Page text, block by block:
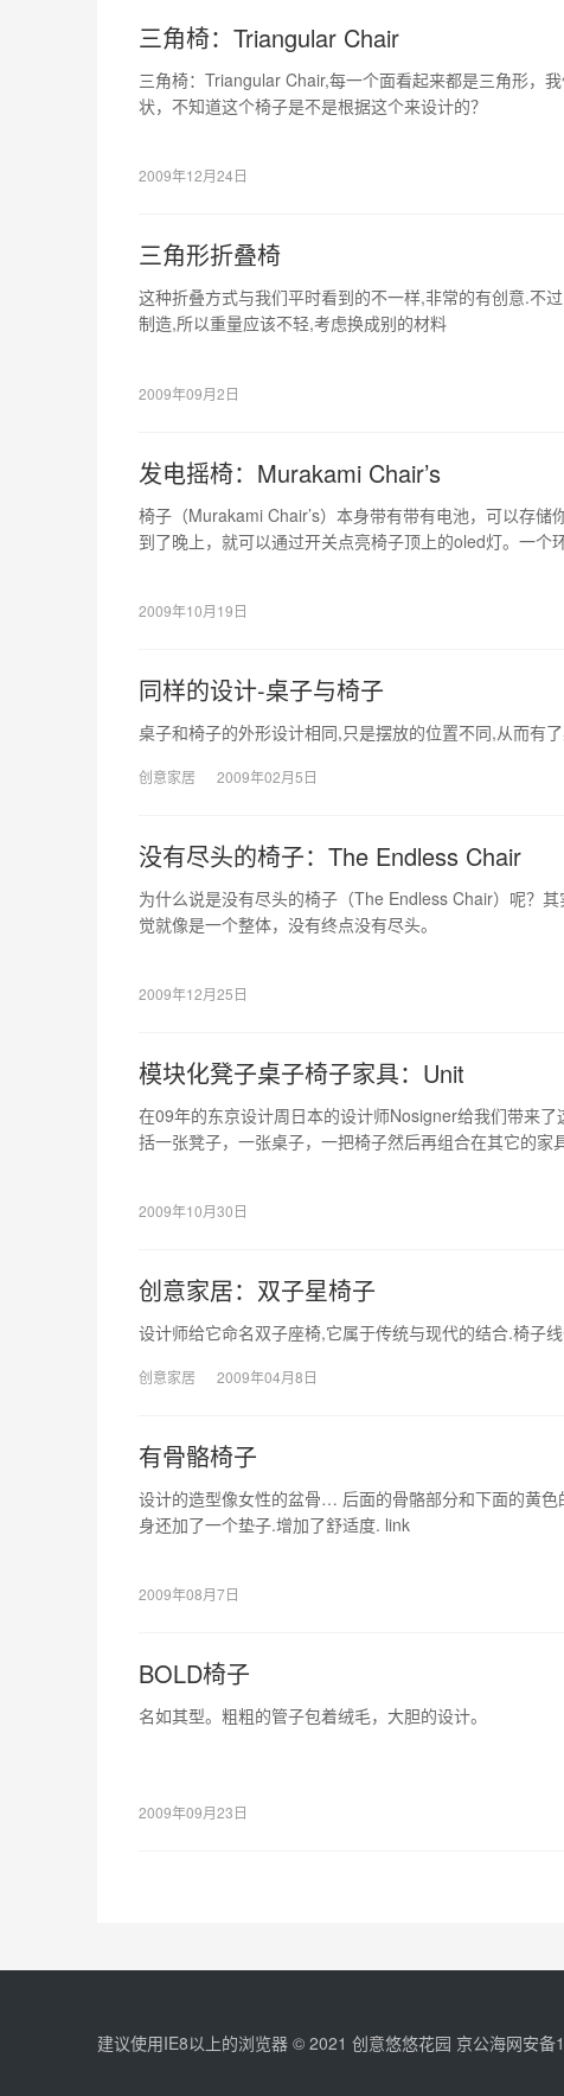
三角椅：Triangular Chair
三角椅：Triangular Chair,每一个面看起来都是三角形，
状，不知道这个椅子是不是根据这个来设计的？
2009年12月24日
三角形折叠椅
这种折叠方式与我们平时看到的不一样,非常的有创意.不
制造,所以重量应该不轻,考虑换成别的材料
2009年09月2日
发电摇椅：Murakami Chair’s
椅子（Murakami Chair’s）本身带有带有电池，可以存储
到了晚上，就可以通过开关点亮椅子顶上的oled灯。一个
2009年10月19日
同样的设计-桌子与椅子
桌子和椅子的外形设计相同,只是摆放的位置不同,从而有
创意家居 2009年02月5日
没有尽头的椅子：The Endless Chair
为什么说是没有尽头的椅子（The Endless Chair）呢？
觉就像是一个整体，没有终点没有尽头。
2009年12月25日
模块化凳子桌子椅子家具：Unit
在09年的东京设计周日本的设计师Nosigner给我们带来
括一张凳子，一张桌子，一把椅子然后再组合在其它的家
2009年10月30日
创意家居：双子星椅子
设计师给它命名双子座椅,它属于传统与现代的结合.椅子
创意家居 2009年04月8日
有骨骼椅子
设计的造型像女性的盆骨… 后面的骨骼部分和下面的黄
身还加了一个垫子.增加了舒适度. link
2009年08月7日
BOLD椅子
名如其型。粗粗的管子包着绒毛，大胆的设计。
2009年09月23日
建议使用IE8以上的浏览器 © 2021 创意悠悠花园 京公海网安备